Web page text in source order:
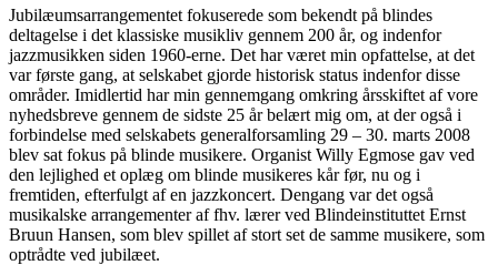
Jubilæumsarrangementet fokuserede som bekendt på blindes
deltagelse i det klassiske musikliv gennem 200 år, og indenfor
jazzmusikken siden 1960-erne. Det har været min opfattelse, at det
var første gang, at selskabet gjorde historisk status indenfor disse
områder. Imidlertid har min gennemgang omkring årsskiftet af vore
nyhedsbreve gennem de sidste 25 år belært mig om, at der også i
forbindelse med selskabets generalforsamling 29 – 30. marts 2008
blev sat fokus på blinde musikere. Organist Willy Egmose gav ved
den lejlighed et oplæg om blinde musikeres kår før, nu og i
fremtiden, efterfulgt af en jazzkoncert. Dengang var det også
musikalske arrangementer af fhv. lærer ved Blindeinstituttet Ernst
Bruun Hansen, som blev spillet af stort set de samme musikere, som
optrådte ved jubilæet.